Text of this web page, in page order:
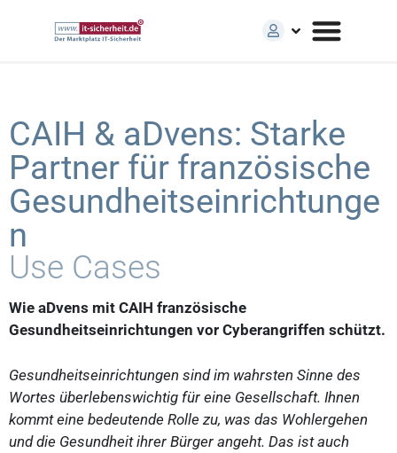
CAIH & aDvens: Starke
Partner für französische
Gesundheitseinrichtunge
n
Use Cases
Wie aDvens mit CAIH französische
Gesundheitseinrichtungen vor Cyberangriffen schützt.
Gesundheitseinrichtungen sind im wahrsten Sinne des
Wortes überlebenswichtig für eine Gesellschaft. Ihnen
kommt eine bedeutende Rolle zu, was das Wohlergehen
und die Gesundheit ihrer Bürger angeht. Das ist auch